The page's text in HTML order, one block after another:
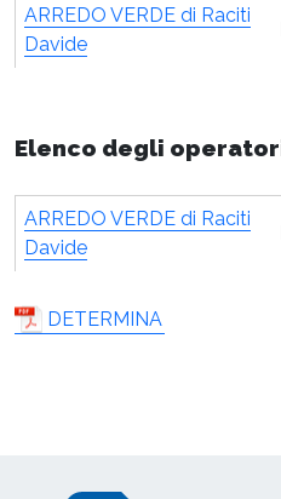
ARREDO VERDE di Raciti
Davide
Elenco degli
ARREDO VERDE di Raciti
Davide
DETERMINA